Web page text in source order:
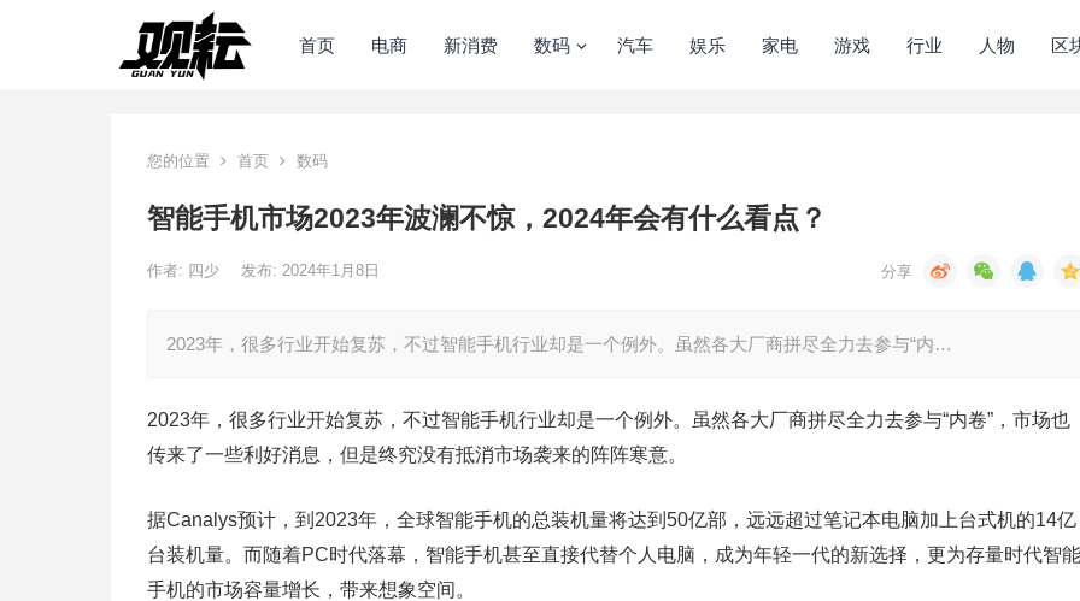
首页 电商 新消费 数码 汽车 娱乐 家电 游戏 行业 人物 区
您的位置 首页 数码
智能手机市场2023年波澜不惊，2024年会有什么看点？
作者: 四少 发布: 2024年1月8日
2023年，很多行业开始复苏，不过智能手机行业却是一个例外。虽然各大厂商拼尽全力去参与“内…
2023年，很多行业开始复苏，不过智能手机行业却是一个例外。虽然各大厂商拼尽全力去参与“内卷”，市场也
传来了一些利好消息，但是终究没有抵消市场袭来的阵阵寒意。
据Canalys预计，到2023年，全球智能手机的总装机量将达到50亿部，远远超过笔记本电脑加上台式机的14亿
台装机量。而随着PC时代落幕，智能手机甚至直接代替个人电脑，成为年轻一代的新选择，更为存量时代智能
手机的市场容量增长，带来想象空间。